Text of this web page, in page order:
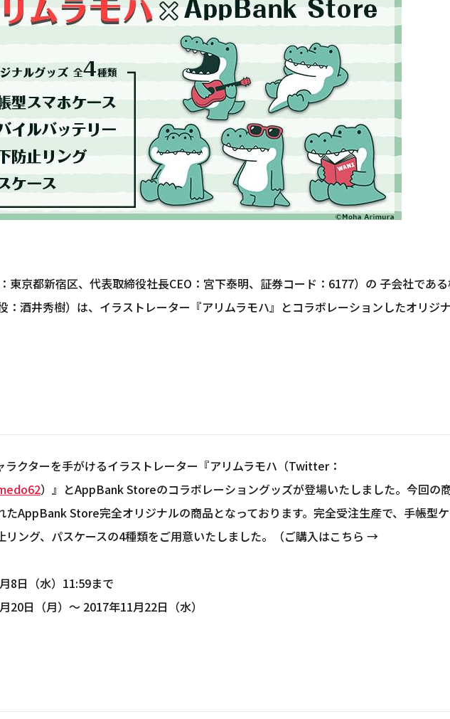
京都新宿区、代表取締役社長CEO：宮下泰明、証券コード：6177）の 子会社であ
酒井秀樹）は、イラストレーター『アリムラモハ』とコラボレーションしたオリジ
クターを手がけるイラストレーター『アリムラモハ（Twitter：
）』とAppBank Storeのコラボレーショングッズが登場いたしました。今回の商
たAppBank Store完全オリジナルの商品となっております。完全受注生産で、手帳型
リング、パスケースの4種類をご用意いたしました。（ご購入はこちら →
8日（水）11:59まで
20日（月）～ 2017年11月22日（水）